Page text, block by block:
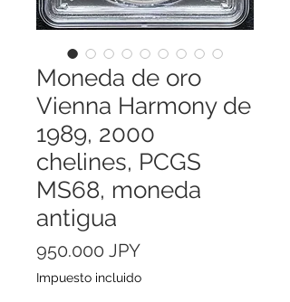
Moneda de oro
Vienna Harmony de
1989, 2000
chelines, PCGS
MS68, moneda
antigua
950.000 JPYPrecio
Impuesto incluido